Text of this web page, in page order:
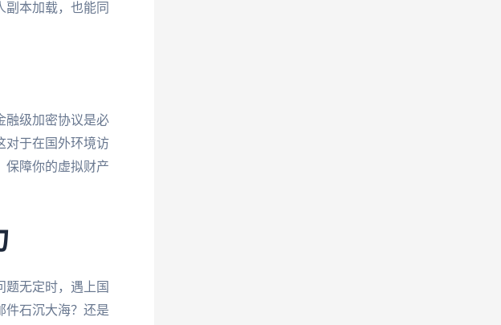
本加载，也能同
融级加密协议是必
对于在国外环境访
保障你的虚拟财产
无定时，遇上国
件石沉大海？还是